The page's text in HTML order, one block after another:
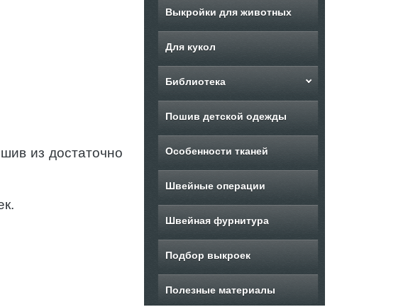
из достаточно
Выкройки для животных
Для кукол
Библиотека
Пошив детской одежды
Особенности тканей
Швейные операции
Швейная фурнитура
Подбор выкроек
Полезные материалы